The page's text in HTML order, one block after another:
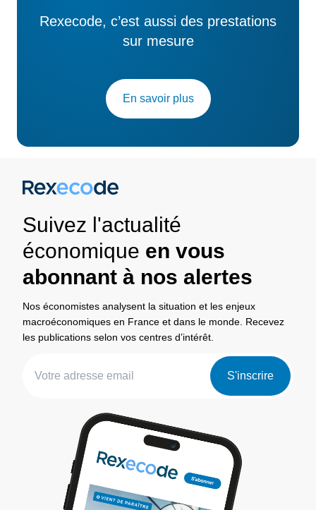
Rexecode, c’est aussi des prestations
sur mesure
En savoir plus
Suivez l'actualité
économique en vous
abonnant à nos alertes
Nos économistes analysent la situation et les enjeux
macroéconomiques en France et dans le monde. Recevez
les publications selon vos centres d’intérêt.
S'inscrire